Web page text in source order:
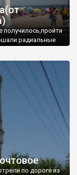
получилось,пройти
радиальные
по дороге из